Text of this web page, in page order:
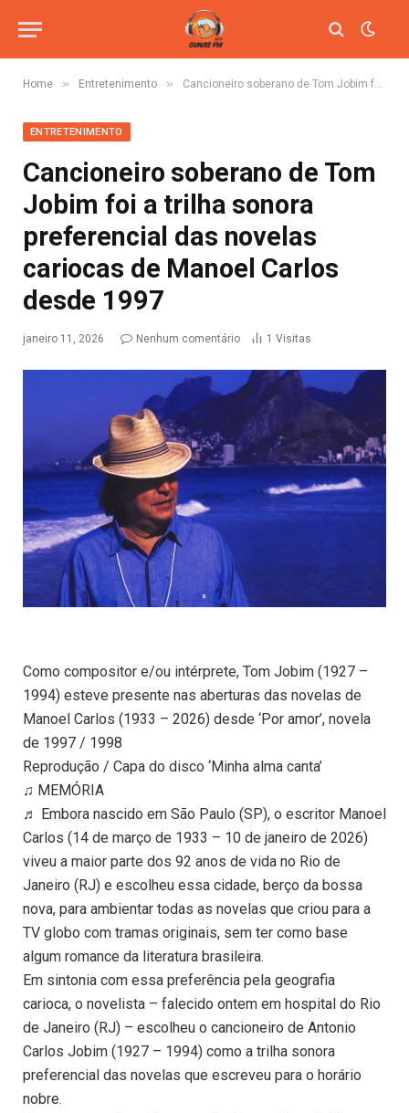
Home » Entretenimento » Cancioneiro soberano de Tom Jobim foi a trilha sonora preferencial das novelas cariocas de Manoel Carlos desde 1997
ENTRETENIMENTO
Cancioneiro soberano de Tom
Jobim foi a trilha sonora
preferencial das novelas
cariocas de Manoel Carlos
desde 1997
janeiro 11, 2026 Nenhum comentário 1 Visitas
Como compositor e/ou intérprete, Tom Jobim (1927 –
1994) esteve presente nas aberturas das novelas de
Manoel Carlos (1933 – 2026) desde ‘Por amor’, novela
de 1997 / 1998
Reprodução / Capa do disco ‘Minha alma canta’
♫ MEMÓRIA
♬ Embora nascido em São Paulo (SP), o escritor Manoel
Carlos (14 de março de 1933 – 10 de janeiro de 2026)
viveu a maior parte dos 92 anos de vida no Rio de
Janeiro (RJ) e escolheu essa cidade, berço da bossa
nova, para ambientar todas as novelas que criou para a
TV globo com tramas originais, sem ter como base
algum romance da literatura brasileira.
Em sintonia com essa preferência pela geografia
carioca, o novelista – falecido ontem em hospital do Rio
de Janeiro (RJ) – escolheu o cancioneiro de Antonio
Carlos Jobim (1927 – 1994) como a trilha sonora
preferencial das novelas que escreveu para o horário
nobre.